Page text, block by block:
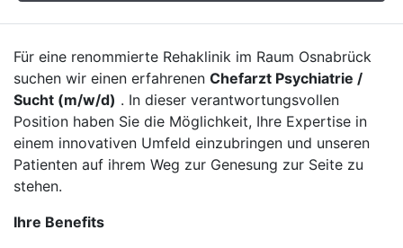
Für eine renommierte Rehaklinik im Raum Osnabrück
suchen wir einen erfahrenen Chefarzt Psychiatrie /
Sucht (m/w/d) . In dieser verantwortungsvollen
Position haben Sie die Möglichkeit, Ihre Expertise in
einem innovativen Umfeld einzubringen und unseren
Patienten auf ihrem Weg zur Genesung zur Seite zu
stehen.
Ihre Benefits